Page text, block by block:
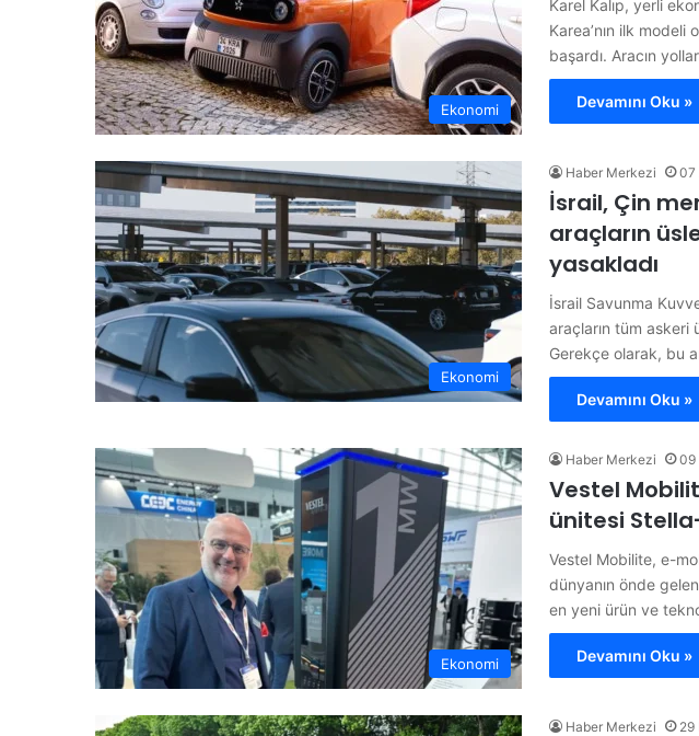
Ekonomi
Karel Kalıp, yerli
Karea’nın ilk
başardı. Aracın
Devamını Oku »
Ekonomi
Haber Merkezi 07
İsrail, Çin
araçların
yasakladı
İsrail Savunma
araçların tüm askeri
Gerekçe olarak, bu
Devamını Oku »
Ekonomi
Haber Merkezi 09
Vestel
ünitesi
Vestel Mobilite, e-
dünyanın önde
en yeni ürün ve
Devamını Oku »
Haber Merkezi 29